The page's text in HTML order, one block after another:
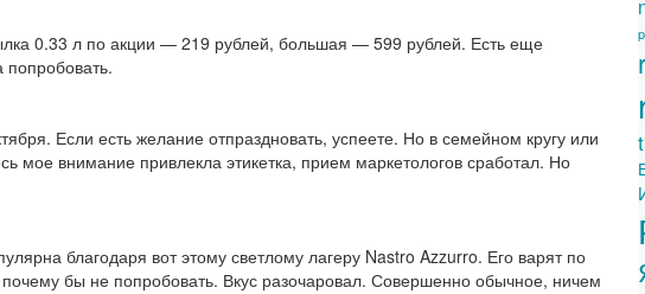
0.33 л по акции — 219 рублей, большая — 599 рублей. Есть еще
Если есть желание отпраздновать, успеете. Но в семейном кругу или
мое внимание привлекла этикетка, прием маркетологов сработал. Но
благодаря вот этому светлому лагеру Nastro Azzurro. Его варят по
бы не попробовать. Вкус разочаровал. Совершенно обычное, ничем